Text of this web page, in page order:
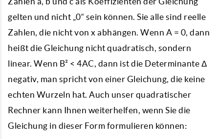
gelten und nicht „0“ sein können. Sie alle sind reelle
Zahlen, die nicht von x abhängen. Wenn A = 0, dann
heißt die Gleichung nicht quadratisch, sondern
linear. Wenn B² < 4AC, dann ist die Determinante Δ
negativ, man spricht von einer Gleichung, die keine
echten Wurzeln hat. Auch unser quadratischer
Rechner kann Ihnen weiterhelfen, wenn Sie die
Gleichung in dieser Form formulieren können: